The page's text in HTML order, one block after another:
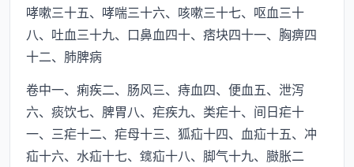
哮嗽三十五、哮喘三十六、咳嗽三十七、呕血三十
八、吐血三十九、口鼻血四十、痞块四十一、胸痹四
十二、肺脾病
卷中一、痢疾二、肠风三、痔血四、便血五、泄泻
六、痰饮七、脾胃八、疟疾九、类疟十、间日疟十
一、三疟十二、疟母十三、狐疝十四、血疝十五、冲
疝十六、水疝十七、疝十八、脚气十九、臌胀二